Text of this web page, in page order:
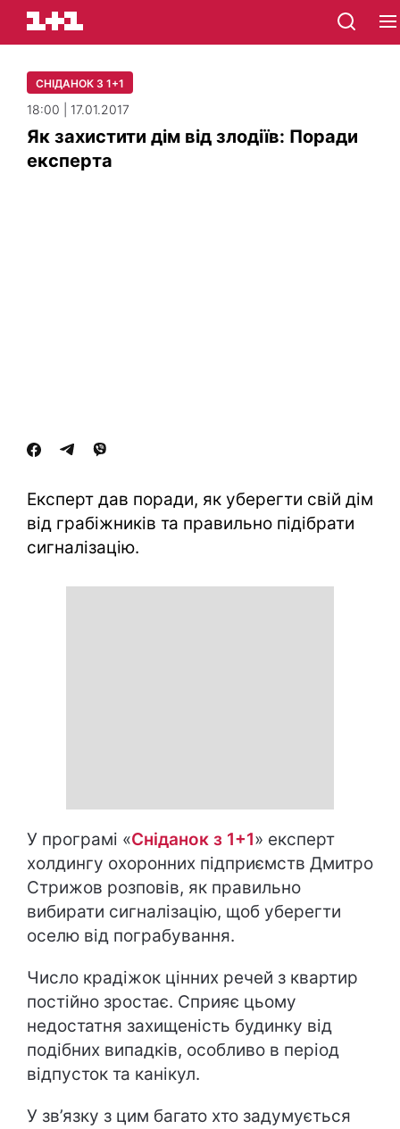
СНІДАНОК З 1+1
18:00 | 17.01.2017
Як захистити дім від злодіїв: Поради
експерта
Експерт дав поради, як уберегти свій дім
від грабіжників та правильно підібрати
сигналізацію.
У програмі «Сніданок з 1+1» експерт
холдингу охоронних підприємств Дмитро
Стрижов розповів, як правильно
вибирати сигналізацію, щоб уберегти
оселю від пограбування.
Число крадіжок цінних речей з квартир
постійно зростає. Сприяє цьому
недостатня захищеність будинку від
подібних випадків, особливо в період
відпусток та канікул.
У зв’язку з цим багато хто задумується